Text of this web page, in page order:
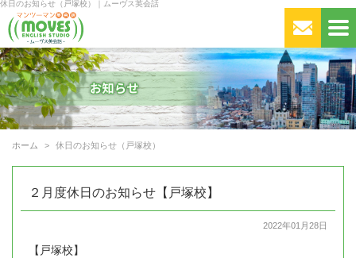
休日のお知らせ（戸塚校）｜ムーヴス英会話
ホーム 休日のお知らせ（戸塚校）
２月度休日のお知らせ【戸塚校】
2022年01月28日
【戸塚校】